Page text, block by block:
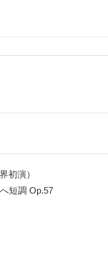
初演）
短調 Op.57